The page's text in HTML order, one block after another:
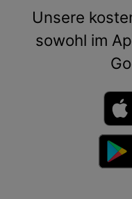
Unsere
sowohl im